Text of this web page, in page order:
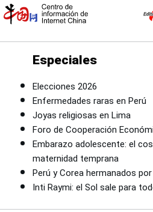
Especiales
Elecciones 2026
Enfermedades raras en Perú
Joyas religiosas en Lima
Foro de Cooperación
Embarazo adolescente: el
maternidad temprana
Perú y Corea hermanados
Inti Raymi: el Sol sale para